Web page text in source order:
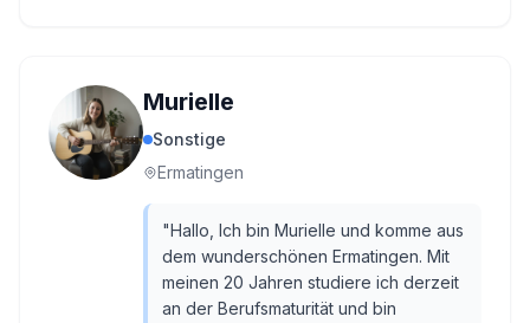
Murielle
Sonstige
Ermatingen
"Hallo, Ich bin Murielle und komme aus
dem wunderschönen Ermatingen. Mit
meinen 20 Jahren studiere ich derzeit
an der Berufsmaturität und bin